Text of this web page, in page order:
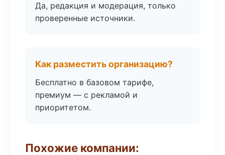
Да, редакция и модерация, только
проверенные источники.
Как разместить организацию?
Бесплатно в базовом тарифе,
премиум — с рекламой и
приоритетом.
Похожие компании: